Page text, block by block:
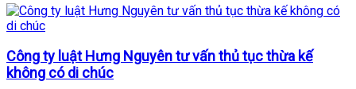
Công ty luật Hưng Nguyên tư vấn thủ tục thừa kế
không có di chúc